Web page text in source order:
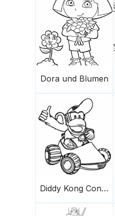
Dora und Blumen
Diddy Kong Conduce Un Coche Scaled